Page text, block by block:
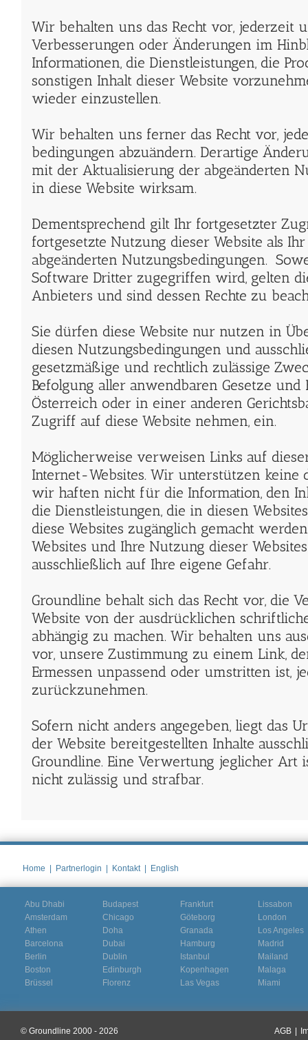
Wir behalten uns das Recht vor, jederzeit
Verbesserungen oder Änderungen im
Informationen, die Dienstleistungen, die
sonstigen Inhalt dieser Website
wieder einzustellen.
Wir behalten uns ferner das Recht vor,
bedingungen abzuändern. Derartige
mit der Aktualisierung der abgeänderten
in diese Website wirksam.
Dementsprechend gilt Ihr fortgesetzter
fortgesetzte Nutzung dieser Website als
abgeänderten Nutzungsbedingungen.
Software Dritter zugegriffen wird, gelten
Anbieters und sind dessen Rechte zu
Sie dürfen diese Website nur nutzen in
diesen Nutzungsbedingungen und
gesetzmäßige und rechtlich zulässige
Befolgung aller anwendbaren Gesetze und
Österreich oder in einer anderen
Zugriff auf diese Website nehmen, ein.
Möglicherweise verweisen Links auf
Internet-Websites. Wir unterstützen keine
wir haften nicht für die Information, den
die Dienstleistungen, die in diesen
diese Websites zugänglich gemacht
Websites und Ihre Nutzung dieser
ausschließlich auf Ihre eigene Gefahr.
Groundline behalt sich das Recht vor, die
Website von der ausdrücklichen
abhängig zu machen. Wir behalten uns
vor, unsere Zustimmung zu einem Link,
Ermessen unpassend oder umstritten ist,
zurückzunehmen.
Sofern nicht anders angegeben, liegt das
der Website bereitgestellten Inhalte
Groundline. Eine Verwertung jeglicher Art
nicht zulässig und strafbar.
Home Partnerlogin Kontakt English
Abu Dhabi
Amsterdam
Athen
Barcelona
Berlin
Boston
Brüssel
Budapest
Chicago
Doha
Dubai
Dublin
Edinburgh
Florenz
Frankfurt
Göteborg
Granada
Hamburg
Istanbul
Kopenhagen
Las Vegas
Lissabon
London
Los Angeles
Madrid
Mailand
Malaga
Miami
© Groundline 2000 - 2026 AGB